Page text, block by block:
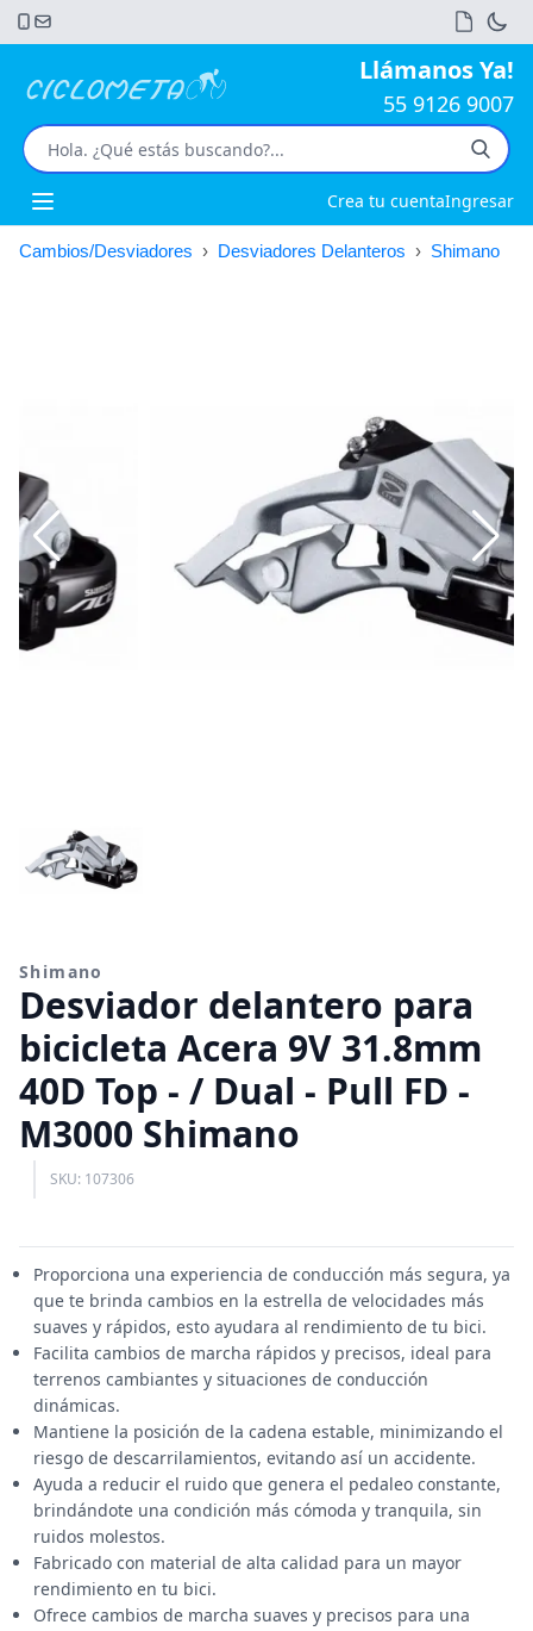
Llámanos Ya!
55 9126 9007
Open main menu Crea tu cuentaIngresar
Cambios/Desviadores › Desviadores Delanteros › Shimano
Shimano
Desviador delantero para
bicicleta Acera 9V 31.8mm
40D Top - / Dual - Pull FD -
M3000 Shimano
SKU: 107306
Proporciona una experiencia de conducción más segura, ya
que te brinda cambios en la estrella de velocidades más
suaves y rápidos, esto ayudara al rendimiento de tu bici.
Facilita cambios de marcha rápidos y precisos, ideal para
terrenos cambiantes y situaciones de conducción
dinámicas.
Mantiene la posición de la cadena estable, minimizando el
riesgo de descarrilamientos, evitando así un accidente.
Ayuda a reducir el ruido que genera el pedaleo constante,
brindándote una condición más cómoda y tranquila, sin
ruidos molestos.
Fabricado con material de alta calidad para un mayor
rendimiento en tu bici.
Ofrece cambios de marcha suaves y precisos para una